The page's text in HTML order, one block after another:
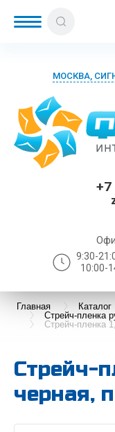
МОСКВА,
+7
9:30-
10:00-
Главная Каталог
Стрейч-пленка
Стрейч-пленка
Стрейч-
черная,